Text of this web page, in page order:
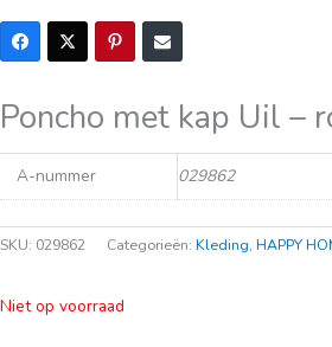
Poncho met kap Uil –
A-nummer 029862
SKU: 029862 Categorieën: Kleding, HAPPY
Niet op voorraad